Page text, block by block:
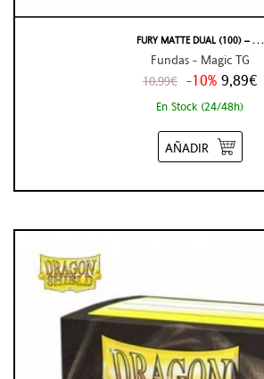
FURY MATTE DUAL (100) – . . .
Fundas - Magic TG
10,99€ -10% 9,89€
En Stock (24/48h)
AÑADIR